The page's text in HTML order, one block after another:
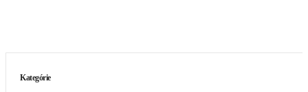
Kategórie